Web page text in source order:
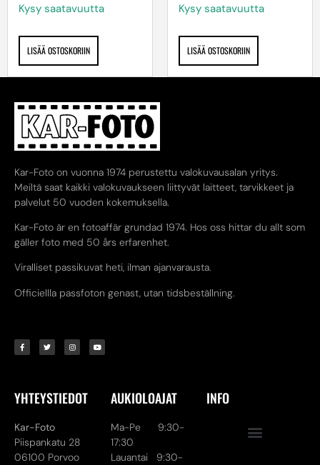
Kysy saatavuutta
LISÄÄ OSTOSKORIIN
Kysy saatavuutta
LISÄÄ OSTOSKORIIN
Kar-Foto on vuonna 1974 perustettu valokuvausalan yritys.
Meiltä saat kaikki valokuvaukseen liittyvät laitteet, tarvikkeet ja
palvelut 50 vuoden kokemuksella.
Kar-Foto är en fotoaffär grundad 1974. Hos oss hittar du allt som
gäller foto med 50 års erfarenhet.
Viralliset passikuvat heti, ilman ajanvarausta.
Officiellla passfoton genast, utan tidsbeställning.
YHTEYSTIEDOT
Kar-Foto
Piispankatu 28
06100 Porvoo
AUKIOLOAJAT
Ma-Pe 9:30-
17:30
Lauantai 9:30-
INFO